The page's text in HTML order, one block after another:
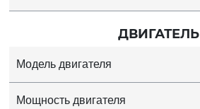
ДВИГАТЕЛЬ
Модель двигателя
Мощность двигателя